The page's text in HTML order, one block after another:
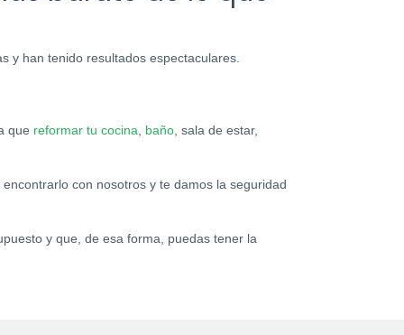
y han tenido resultados espectaculares.
que reformar tu cocina baño , sala de estar,
con nosotros y te damos la seguridad
y que, de esa forma, puedas tener la